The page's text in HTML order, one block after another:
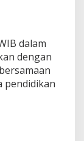
dalam
dengan
pendidikan